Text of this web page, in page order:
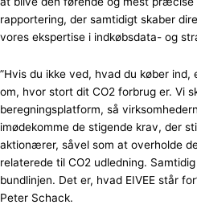
rapportering, der samtidigt skaber
vores ekspertise i indkøbsdata- og
”Hvis du ikke ved, hvad du køber
om, hvor stort dit CO2 forbrug er. Vi
beregningsplatform, så
imødekomme de stigende krav, der
aktionærer, såvel som at overholde
relaterede til CO2 udledning.
bundlinjen. Det er, hvad EIVEE står
Peter Schack.